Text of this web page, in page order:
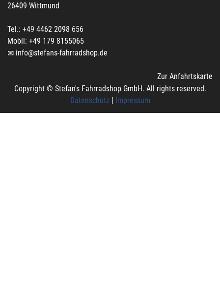
26409 Wittmund
Tel.: +49 4462 2098 656
Mobil: +49 179 8155065
info@stefans-fahrradshop.de
Zur Anfahrtskarte
Copyright © Stefan's Fahrradshop GmbH. All rights reserved.
Datenschutz| Impressum